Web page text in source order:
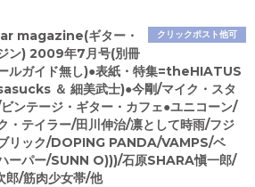
クリックポスト他可
magazine(ギター・
ン) 2009年7月号(別冊
ルガイド無し)●表紙・特集=theHIATUS
＆ 細美武士)●今剛/マイク・スタ
ンテージ・ギター・カフェ●ユニコーン/
・テイラー/田川伸治/凛として時雨/フジ
リック/DOPING PANDA/VAMPS/ベ
ーパー/SUNN O)))/石原SHARA愼一郎/
郎/筋肉少女帯/他